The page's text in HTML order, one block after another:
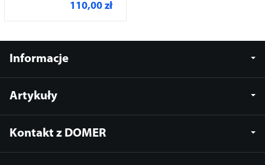
110,00 zł
Informacje
Artykuły
Kontakt z DOMER